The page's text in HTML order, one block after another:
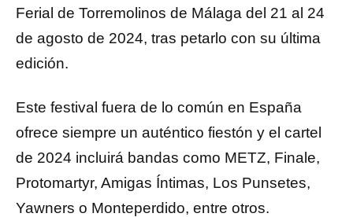
Ferial de Torremolinos de Málaga del 21 al 24
de agosto de 2024, tras petarlo con su última
edición.
Este festival fuera de lo común en España
ofrece siempre un auténtico fiestón y el cartel
de 2024 incluirá bandas como METZ, Finale,
Protomartyr, Amigas Íntimas, Los Punsetes,
Yawners o Monteperdido, entre otros.